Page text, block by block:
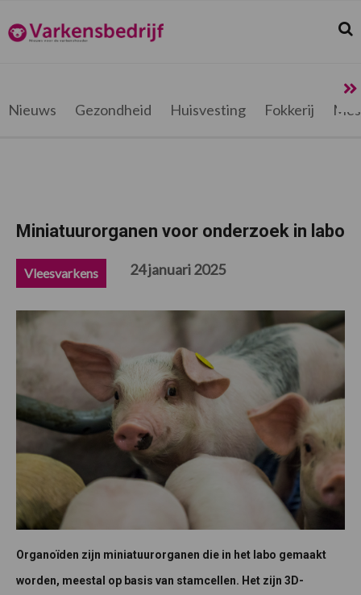
de
hoofdnavigatie
de
hoofd
de
eerste
de
voettekst
Varkensbedrijf.be
Nieuws Gezondheid Huisvesting Fokkerij
Miniatuurorganen voor onderzoek in labo
Vleesvarkens 24 januari 2025
Organoïden zijn miniatuurorganen die in het labo gemaakt
worden, meestal op basis van stamcellen. Het zijn 3D-